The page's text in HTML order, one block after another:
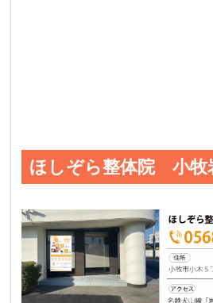
ほしぞら整体院 小牧